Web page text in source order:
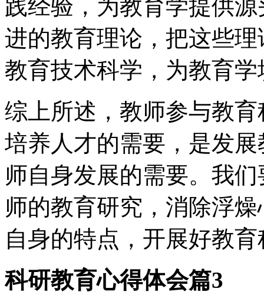
践经验，为教育学提供
进的教育理论，把这些
教育技术科学，为教育
综上所述，教师参与教
培养人才的需要，是发
师自身发展的需要。我
师的教育研究，消除浮
自身的特点，开展好教
科研教育心得体会篇3